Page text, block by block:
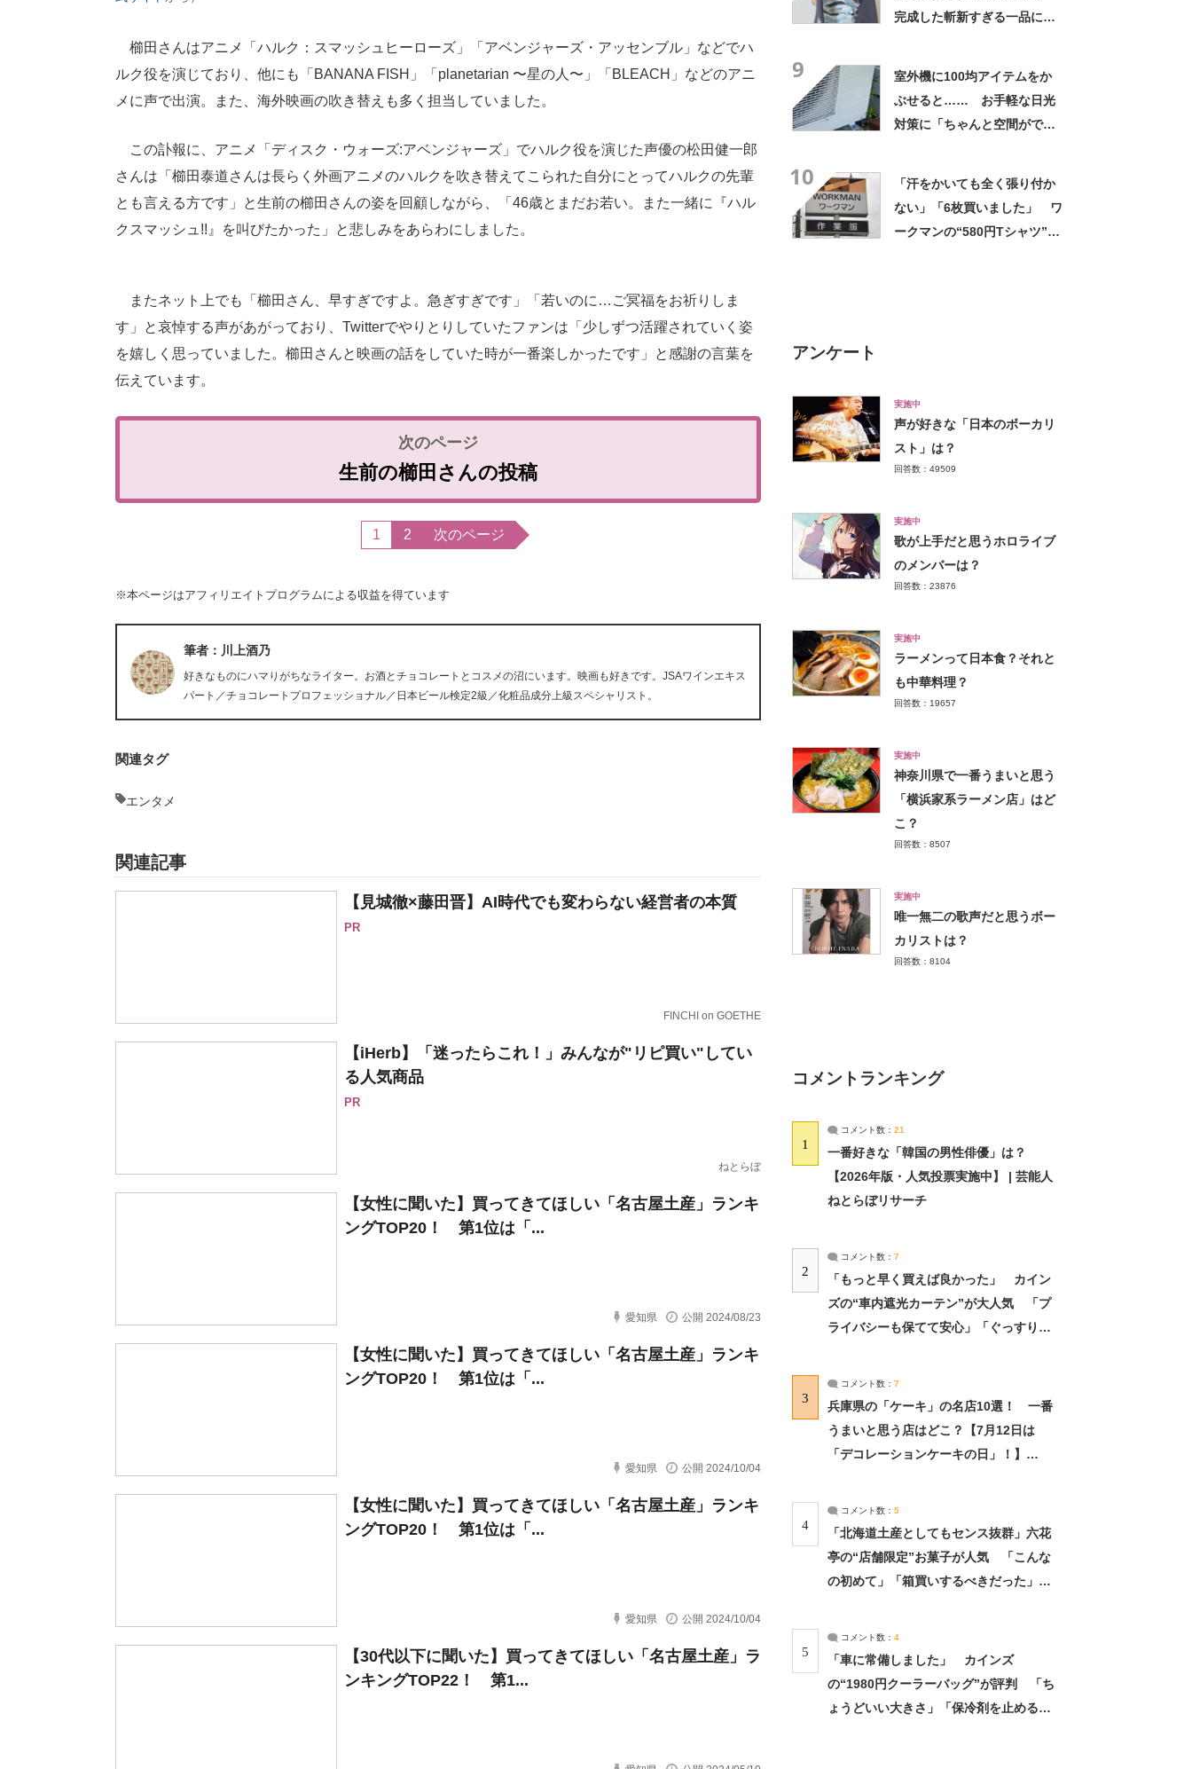
櫛田さんはアニメ「ハルク：スマッシュヒーローズ」「アベンジャーズ・アッセンブル」などでハ
ルク役を演じており、他にも「BANANA FISH」「planetarian 〜星の人〜」「BLEACH」などのアニ
メに声で出演。また、海外映画の吹き替えも多く担当していました。
この訃報に、アニメ「ディスク・ウォーズ:アベンジャーズ」でハルク役を演じた声優の松田健一郎
さんは「櫛田泰道さんは長らく外画アニメのハルクを吹き替えてこられた自分にとってハルクの先輩
とも言える方です」と生前の櫛田さんの姿を回顧しながら、「46歳とまだお若い。また一緒に『ハル
クスマッシュ!!』を叫びたかった」と悲しみをあらわにしました。
またネット上でも「櫛田さん、早すぎですよ。急ぎすぎです」「若いのに…ご冥福をお祈りしま
す」と哀悼する声があがっており、Twitterでやりとりしていたファンは「少しずつ活躍されていく姿
を嬉しく思っていました。櫛田さんと映画の話をしていた時が一番楽しかったです」と感謝の言葉を
伝えています。
生前の櫛田さんの投稿
1 2 次のページ
※本ページはアフィリエイトプログラムによる収益を得ています
筆者：川上酒乃
好きなものにハマりがちなライター。お酒とチョコレートとコスメの沼にいます。映画も好きです。JSAワインエキス
パート／チョコレートプロフェッショナル／日本ビール検定2級／化粧品成分上級スペシャリスト。
関連タグ
エンタメ
関連記事
【見城徹×藤田晋】AI時代でも変わらない経営者の本質
PR
FINCHI on GOETHE
【iHerb】「迷ったらこれ！」みんなが"リピ買い"してい
る人気商品
PR
ねとらぼ
【女性に聞いた】買ってきてほしい「名古屋土産」ランキ
ングTOP20！ 第1位は「...
愛知県 公開 2024/08/23
【女性に聞いた】買ってきてほしい「名古屋土産」ランキ
ングTOP20！ 第1位は「...
愛知県 公開 2024/10/04
【女性に聞いた】買ってきてほしい「名古屋土産」ランキ
ングTOP20！ 第1位は「...
愛知県 公開 2024/10/04
【30代以下に聞いた】買ってきてほしい「名古屋土産」ラ
ンキングTOP22！ 第1...
完成した斬新すぎる一品に称
9
室外機に100均アイテムをか
ぶせると…… お手軽な日光
対策に「ちゃんと空間ができ
10
「汗をかいても全く張り付か
ない」「6枚買いました」 ワ
ークマンの“580円Tシャツ”が
アンケート
実施中
声が好きな「日本のボーカリ
スト」は？
回答数：49509
実施中
歌が上手だと思うホロライブ
のメンバーは？
回答数：23876
実施中
ラーメンって日本食？それと
も中華料理？
回答数：19657
実施中
神奈川県で一番うまいと思う
「横浜家系ラーメン店」はど
こ？
回答数：8507
実施中
唯一無二の歌声だと思うボー
カリストは？
回答数：8104
コメントランキング
1
コメント数： 21
一番好きな「韓国の男性俳優」は？
【2026年版・人気投票実施中】 | 芸能人
ねとらぼリサーチ
2
コメント数： 7
「もっと早く買えば良かった」 カイン
ズの“車内遮光カーテン”が大人気 「プ
ライバシーも保てて安心」「ぐっすり眠
3
コメント数： 7
兵庫県の「ケーキ」の名店10選！ 一番
うまいと思う店はどこ？【7月12日は
「デコレーションケーキの日」！】
4
コメント数： 5
「北海道土産としてもセンス抜群」六花
亭の“店舗限定”お菓子が人気 「こんな
の初めて」「箱買いするべきだった」
5
コメント数： 4
「車に常備しました」 カインズ
の“1980円クーラーバッグ”が評判 「ち
ょうどいい大きさ」「保冷剤を止めるベ